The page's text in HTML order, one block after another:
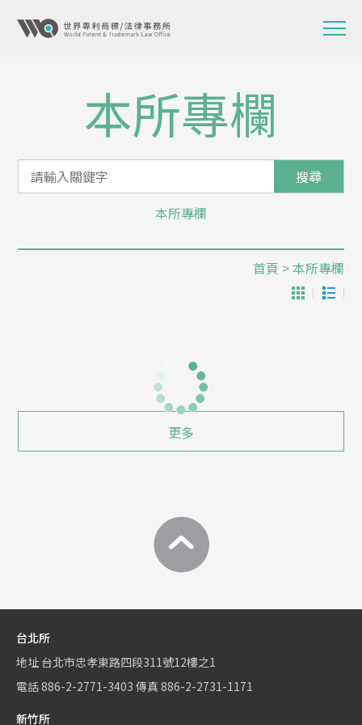
本所專欄
搜尋
本所專欄
首頁 > 本所專欄
更多
台北所
地址 台北市忠孝東路四段311號12樓之1
電話886-2-2771-3403 傳真 886-2-2731-1171
新竹所